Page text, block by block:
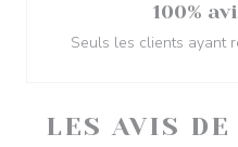
LES AVIS
100%
Seuls les clients ayant